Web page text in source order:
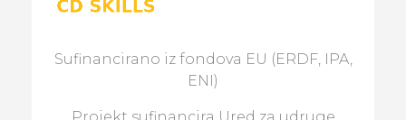
Sufinancirano iz fondova EU (ERDF, IPA,
ENI)
Projekt sufinancira Ured za udruge